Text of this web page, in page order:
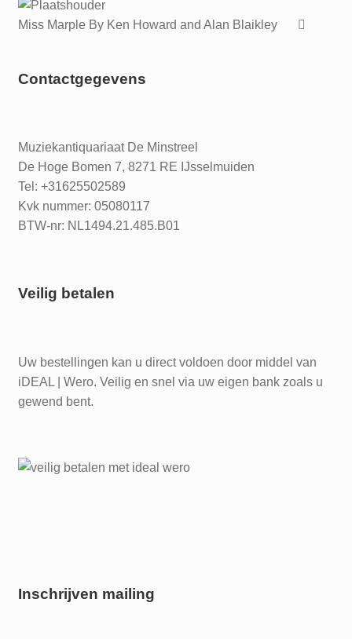
Miss Marple By Ken Howard and Alan Blaikley
Contactgegevens
Muziekantiquariaat De Minstreel
De Hoge Bomen 7, 8271 RE IJsselmuiden
Tel: +31625502589
Kvk nummer: 05080117
BTW-nr: NL1494.21.485.B01
Veilig betalen
Uw bestellingen kan u direct voldoen door middel van
iDEAL | Wero. Veilig en snel via uw eigen bank zoals u
gewend bent.
Inschrijven mailing